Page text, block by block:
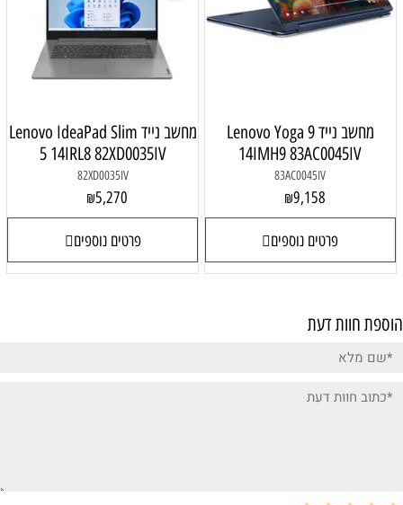
מחשב נייד Lenovo Yoga 9
14IMH9 83AC0045IV
83AC0045IV
₪9,158
פרטים נוספים
מחשב נייד Lenovo IdeaPad Slim
5 14IRL8 82XD0035IV
82XD0035IV
₪5,270
פרטים נוספים
הוספת חוות דעת